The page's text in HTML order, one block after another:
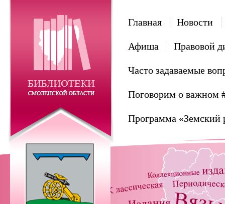
Главная Новости
Афиша Правовой
Часто задаваемые
Поговорим о важном
Программа «Земский